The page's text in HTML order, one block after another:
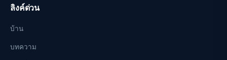
ลิงค์ด่วน
บ้าน
บทความ